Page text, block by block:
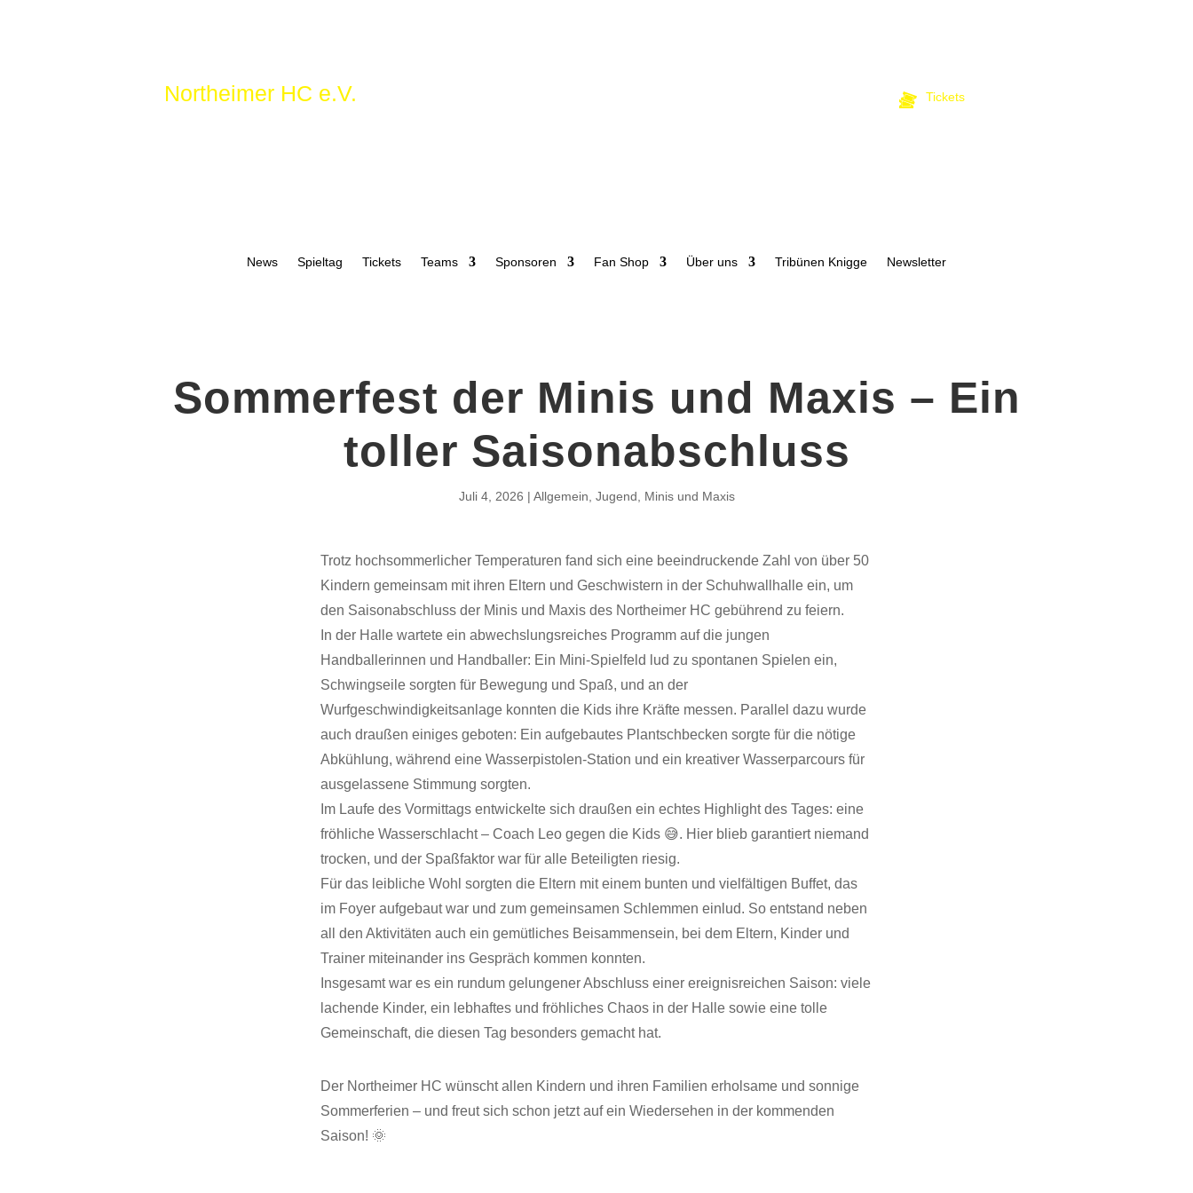
Northeimer HC e.V. Tickets
News Spieltag Tickets Teams Sponsoren Fan Shop Über uns Tribünen Knigge Newsletter
Sommerfest der Minis und Maxis – Ein
toller Saisonabschluss
Juli 4, 2026 Allgemein Jugend Minis und Maxis
Trotz hochsommerlicher Temperaturen fand sich eine beeindruckende Zahl von über 50
Kindern gemeinsam mit ihren Eltern und Geschwistern in der Schuhwallhalle ein, um
den Saisonabschluss der Minis und Maxis des Northeimer HC gebührend zu feiern.
In der Halle wartete ein abwechslungsreiches Programm auf die jungen
Handballerinnen und Handballer: Ein Mini-Spielfeld lud zu spontanen Spielen ein,
Schwingseile sorgten für Bewegung und Spaß, und an der
Wurfgeschwindigkeitsanlage konnten die Kids ihre Kräfte messen. Parallel dazu wurde
auch draußen einiges geboten: Ein aufgebautes Plantschbecken sorgte für die nötige
Abkühlung, während eine Wasserpistolen-Station und ein kreativer Wasserparcours für
ausgelassene Stimmung sorgten.
Im Laufe des Vormittags entwickelte sich draußen ein echtes Highlight des Tages: eine
fröhliche Wasserschlacht – Coach Leo gegen die Kids 😅. Hier blieb garantiert niemand
trocken, und der Spaßfaktor war für alle Beteiligten riesig.
Für das leibliche Wohl sorgten die Eltern mit einem bunten und vielfältigen Buffet, das
im Foyer aufgebaut war und zum gemeinsamen Schlemmen einlud. So entstand neben
all den Aktivitäten auch ein gemütliches Beisammensein, bei dem Eltern, Kinder und
Trainer miteinander ins Gespräch kommen konnten.
Insgesamt war es ein rundum gelungener Abschluss einer ereignisreichen Saison: viele
lachende Kinder, ein lebhaftes und fröhliches Chaos in der Halle sowie eine tolle
Gemeinschaft, die diesen Tag besonders gemacht hat.
Der Northeimer HC wünscht allen Kindern und ihren Familien erholsame und sonnige
Sommerferien – und freut sich schon jetzt auf ein Wiedersehen in der kommenden
Saison! 🌞